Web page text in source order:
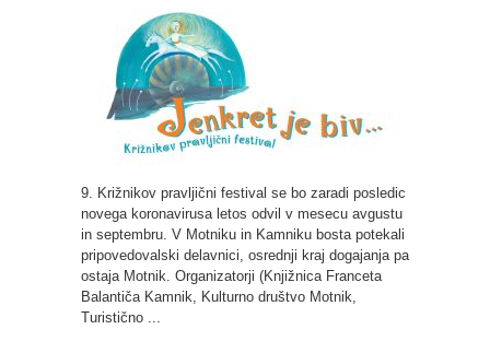
9. Križnikov pravljični festival se bo zaradi posledic
novega koronavirusa letos odvil v mesecu avgustu
in septembru. V Motniku in Kamniku bosta potekali
pripovedovalski delavnici, osrednji kraj dogajanja pa
ostaja Motnik. Organizatorji (Knjižnica Franceta
Balantiča Kamnik, Kulturno društvo Motnik,
Turistično ...